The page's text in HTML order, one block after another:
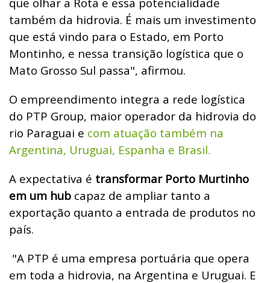
também da hidrovia. É mais um investimento
que está vindo para o Estado, em Porto
Montinho, e nessa transição logística que o
Mato Grosso Sul passa", afirmou.
O empreendimento integra a rede logística
do PTP Group, maior operador da hidrovia do
rio Paraguai e com atuação também na
Argentina, Uruguai, Espanha e Brasil.
A expectativa é transformar Porto Murtinho
em um hub capaz de ampliar tanto a
exportação quanto a entrada de produtos no
país.
"A PTP é uma empresa portuária que opera
em toda a hidrovia, na Argentina e Uruguai. E